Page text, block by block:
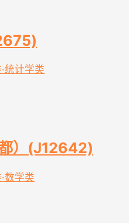
统计学类
）(J12642)
数学类